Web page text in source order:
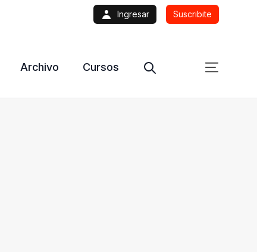
Ingresar Suscribite
Archivo Cursos